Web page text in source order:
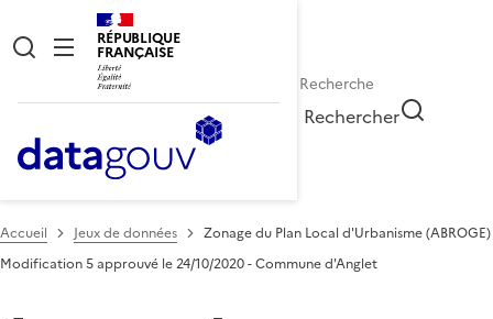
RÉPUBLIQUE
FRANÇAISE
Rechercher
Accueil Jeux de données
Zonage du Plan Local d'Urbanisme (ABROGE)
Modification 5 approuvé le 24/10/2020 - Commune d'Anglet